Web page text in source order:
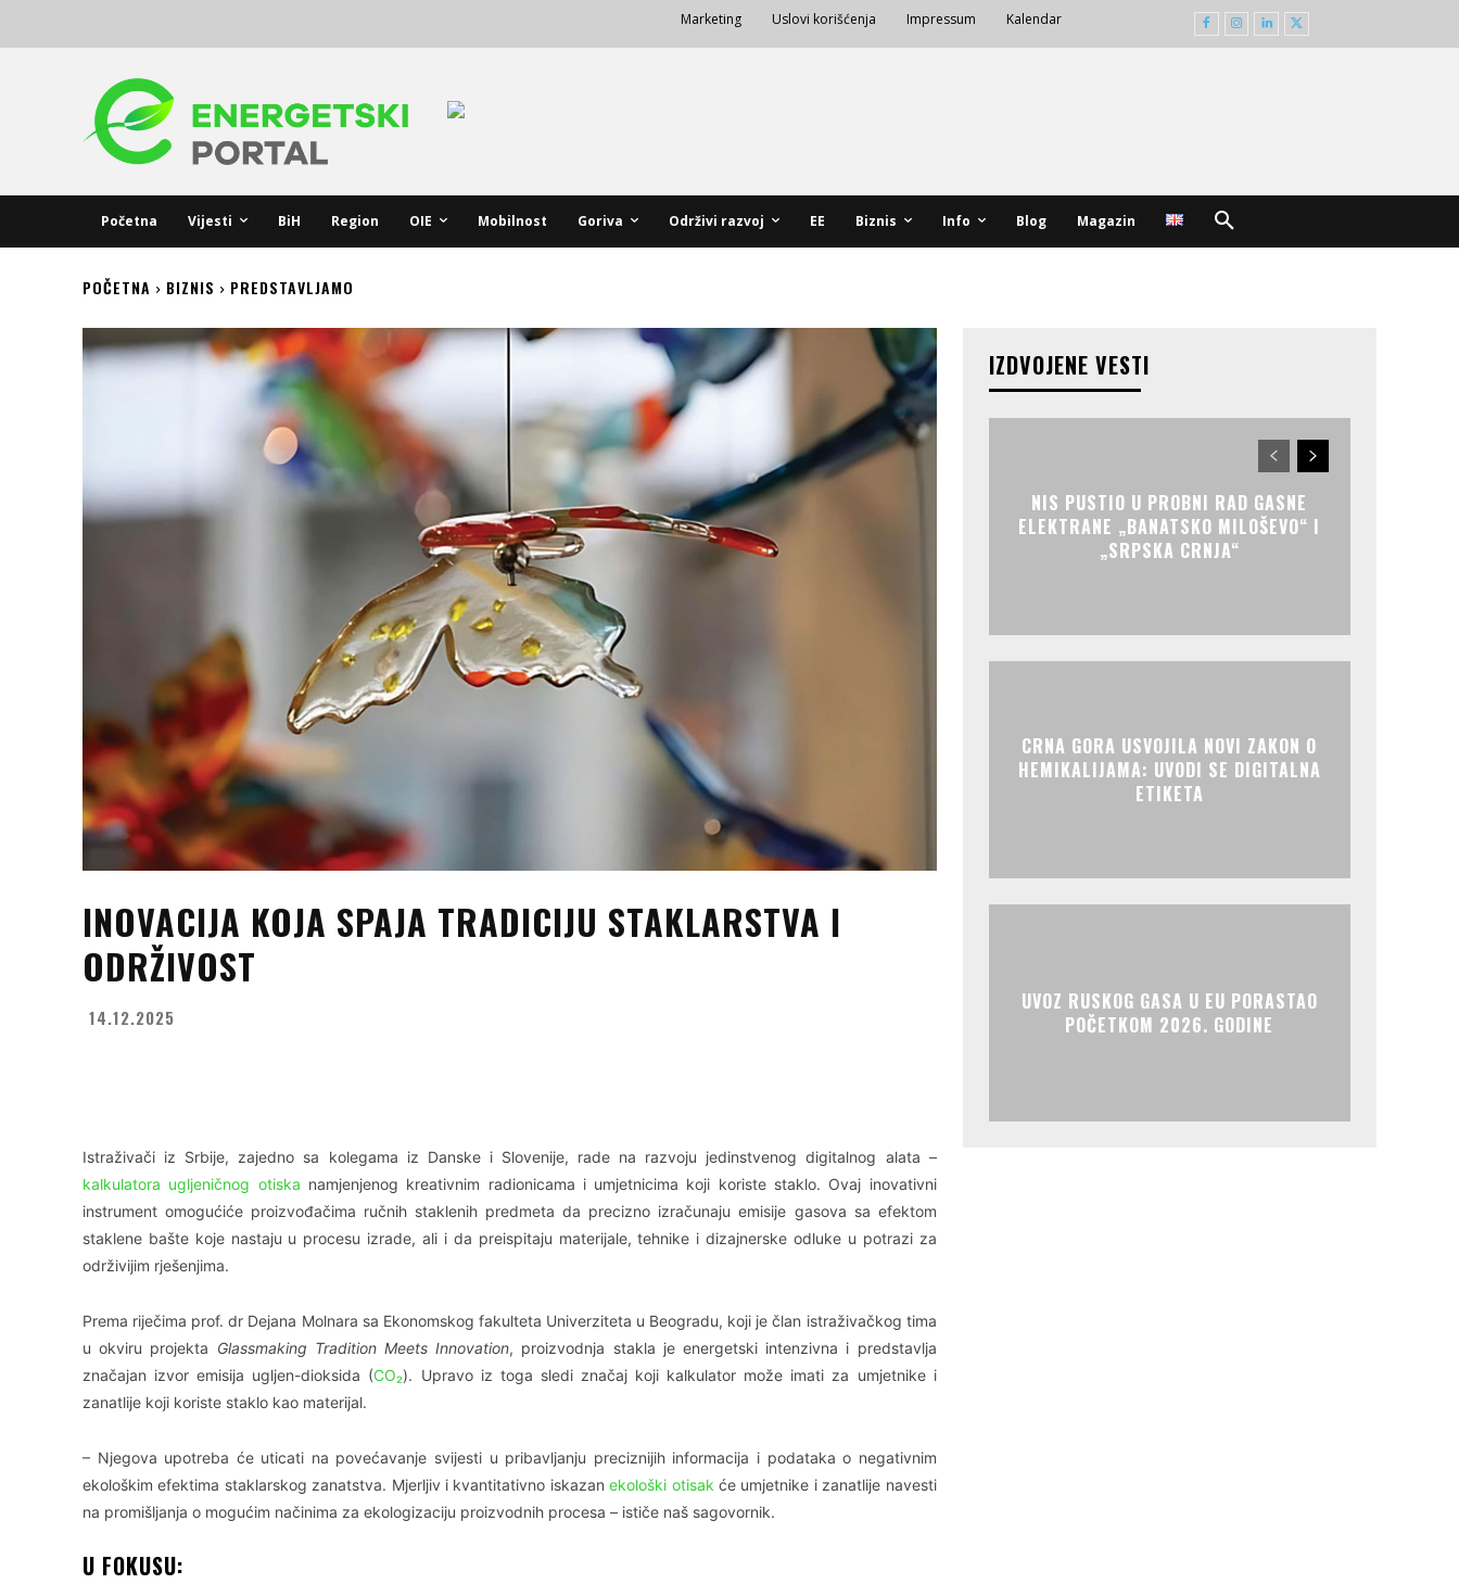
Marketing Uslovi korišćenja Impressum Kalendar
Početna Vijesti BiH Region OIE Mobilnost Goriva Održivi razvoj EE Biznis Info Blog Magazin
POČETNA BIZNIS PREDSTAVLJAMO
INOVACIJA KOJA SPAJA TRADICIJU STAKLARSTVA I
ODRŽIVOST
14.12.2025
Istraživači iz Srbije, zajedno sa kolegama iz Danske i Slovenije, rade na razvoju jedinstvenog digitalnog alata –
kalkulatora ugljeničnog otiska namjenjenog kreativnim radionicama i umjetnicima koji koriste staklo. Ovaj inovativni
instrument omogućiće proizvođačima ručnih staklenih predmeta da precizno izračunaju emisije gasova sa efektom
staklene bašte koje nastaju u procesu izrade, ali i da preispitaju materijale, tehnike i dizajnerske odluke u potrazi za
održivijim rješenjima.
Prema riječima prof. dr Dejana Molnara sa Ekonomskog fakulteta Univerziteta u Beogradu, koji je član istraživačkog tima
u okviru projekta Glassmaking Tradition Meets Innovation, proizvodnja stakla je energetski intenzivna i predstavlja
značajan izvor emisija ugljen-dioksida (CO₂). Upravo iz toga sledi značaj koji kalkulator može imati za umjetnike i
zanatlije koji koriste staklo kao materijal.
– Njegova upotreba će uticati na povećavanje svijesti u pribavljanju preciznijih informacija i podataka o negativnim
ekološkim efektima staklarskog zanatstva. Mjerljiv i kvantitativno iskazanekološki otisak će umjetnike i zanatlije navesti
na promišljanja o mogućim načinima za ekologizaciju proizvodnih procesa – ističe naš sagovornik.
U FOKUSU:
IZDVOJENE VESTI
NIS PUSTIO U PROBNI RAD GASNE
ELEKTRANE „BANATSKO MILOŠEVO“ I
„SRPSKA CRNJA“
CRNA GORA USVOJILA NOVI ZAKON O
HEMIKALIJAMA: UVODI SE DIGITALNA
ETIKETA
UVOZ RUSKOG GASA U EU PORASTAO
POČETKOM 2026. GODINE